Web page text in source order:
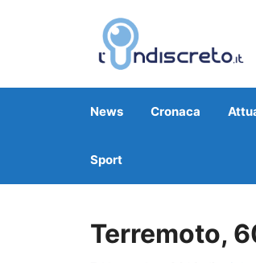
News Cronaca
Sport
Terremoto,